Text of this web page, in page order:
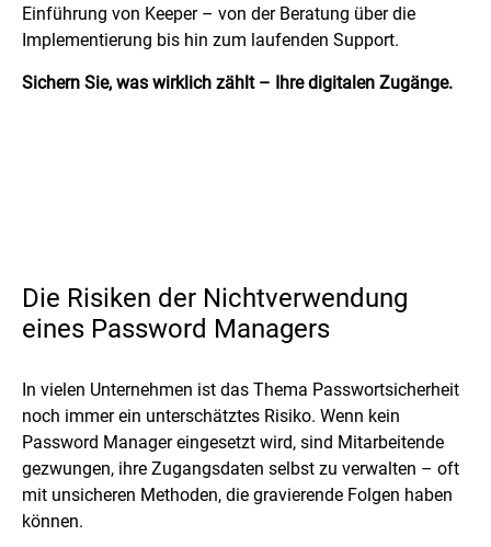
Einführung von Keeper – von der Beratung über die
Implementierung bis hin zum laufenden Support.
Sichern Sie, was wirklich zählt – Ihre digitalen Zugänge.
Die Risiken der Nichtverwendung
eines Password Managers
In vielen Unternehmen ist das Thema Passwortsicherheit
noch immer ein unterschätztes Risiko. Wenn kein
Password Manager eingesetzt wird, sind Mitarbeitende
gezwungen, ihre Zugangsdaten selbst zu verwalten – oft
mit unsicheren Methoden, die gravierende Folgen haben
können.